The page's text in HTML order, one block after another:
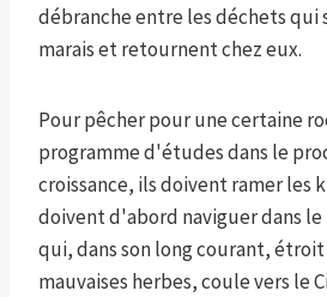
débranche entre les déchets qui
marais et retournent chez eux.
Pour pêcher pour une certaine
programme d'études dans le
croissance, ils doivent ramer les
doivent d'abord naviguer dans le
qui, dans son long courant,
mauvaises herbes, coule vers le